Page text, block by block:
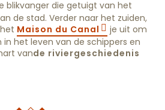
blikvanger die getuigt van het
de stad. Verder naar het zuiden,
Maison du Canal
je uit om
het leven van de schippers en
vande riviergeschiedenis